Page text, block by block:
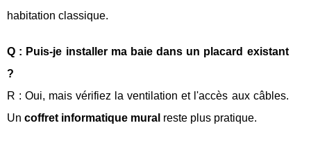
habitation classique.
Q : Puis-je installer ma baie dans un placard existant
?
R : Oui, mais vérifiez la ventilation et l'accès aux câbles.
Un coffret informatique mural reste plus pratique.